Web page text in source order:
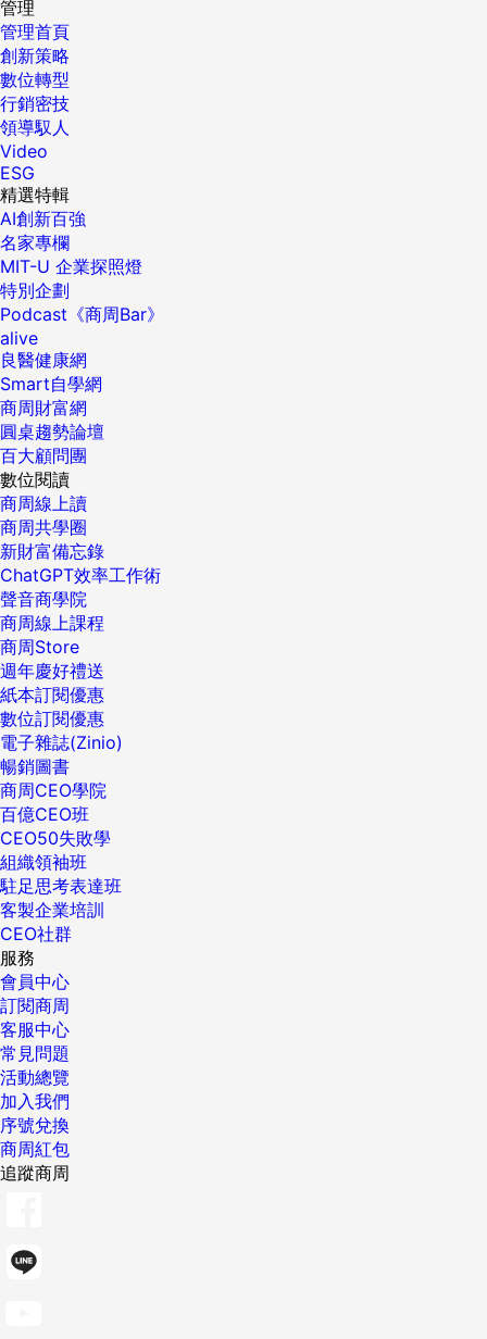
管理
管理首頁
創新策略
數位轉型
行銷密技
領導馭人
Video
ESG
精選特輯
AI創新百強
名家專欄
MIT-U 企業探照燈
特別企劃
Podcast《商周Bar》
alive
良醫健康網
Smart自學網
商周財富網
圓桌趨勢論壇
百大顧問團
數位閱讀
商周線上讀
商周共學圈
新財富備忘錄
ChatGPT效率工作術
聲音商學院
商周線上課程
商周Store
週年慶好禮送
紙本訂閱優惠
數位訂閱優惠
電子雜誌(Zinio)
暢銷圖書
商周CEO學院
百億CEO班
CEO50失敗學
組織領袖班
駐足思考表達班
客製企業培訓
CEO社群
服務
會員中心
訂閱商周
客服中心
常見問題
活動總覽
加入我們
序號兌換
商周紅包
追蹤商周